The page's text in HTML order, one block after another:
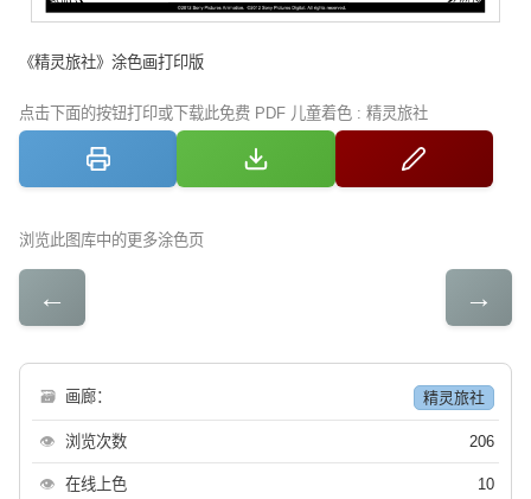
《精灵旅社》涂色画打印版
点击下面的按钮打印或下载此免费 PDF 儿童着色 : 精灵旅社
浏览此图库中的更多涂色页
← →
🗃 画廊： 精灵旅社
👁 浏览次数 206
👁 在线上色 10